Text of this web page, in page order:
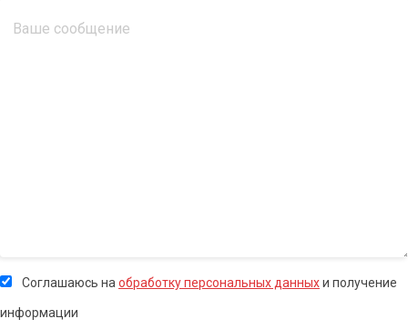
Соглашаюсь на обработку персональных данныхи получение
информации